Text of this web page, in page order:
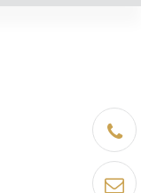
Être
Contact